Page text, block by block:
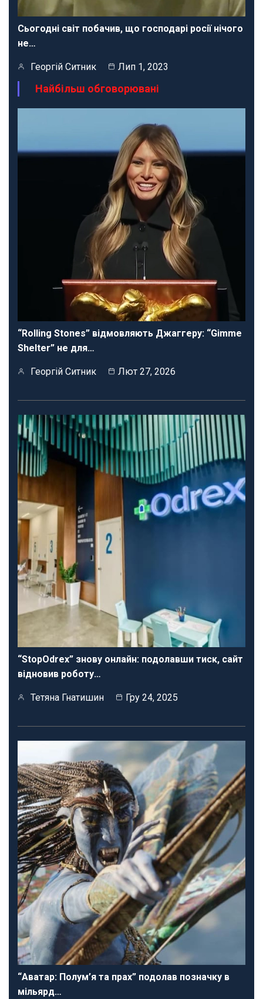
Сьогодні світ побачив, що господарі росії нічого
не…
Георгій Ситник Лип 1, 2023
Найбільш обговорювані
“Rolling Stones” відмовляють Джаггеру: “Gimme
Shelter” не для…
Георгій Ситник Лют 27, 2026
“StopOdrex” знову онлайн: подолавши тиск, сайт
відновив роботу…
Тетяна Гнатишин Гру 24, 2025
“Аватар: Полум’я та прах” подолав позначку в
мільярд…